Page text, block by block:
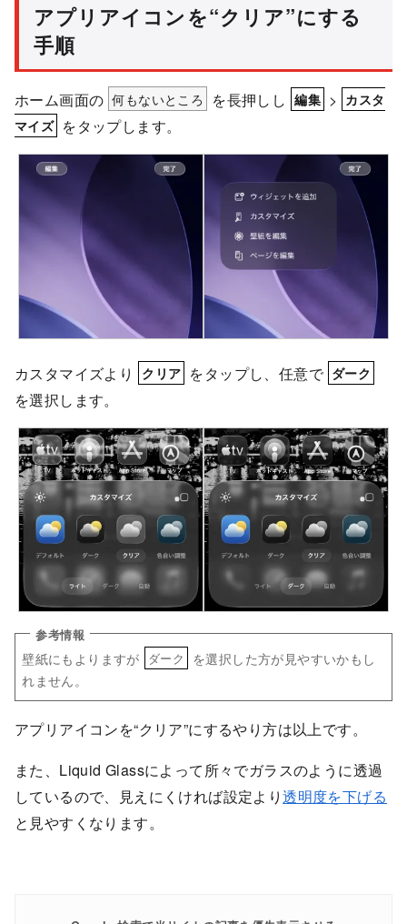
アプリアイコンを“クリア”にする
手順
ホーム画面の 何もないところ を長押しし 編集 > カスタ
マイズ をタップします。
カスタマイズより クリア をタップし、任意で ダーク
を選択します。
壁紙にもよりますが ダーク
を選択した方が見やすいかもし
れません。
アプリアイコンを“クリア”にするやり方は以上です。
また、Liquid Glassによって所々でガラスのように透過
しているので、見えにくければ設定より透明度を下げる
と見やすくなります。